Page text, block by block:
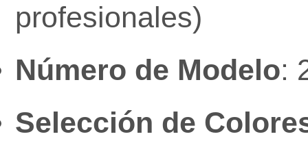
profesionales)
Número de Modelo:
Selección de